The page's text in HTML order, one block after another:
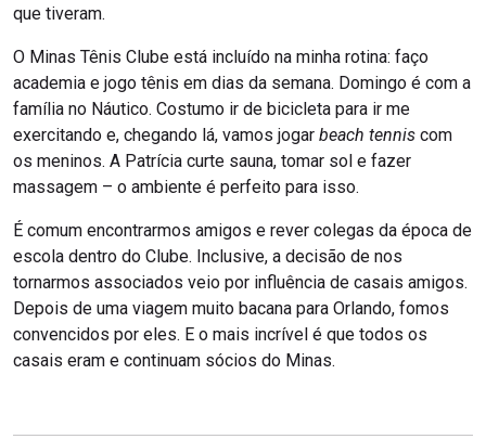
que tiveram.
O Minas Tênis Clube está incluído na minha rotina: faço
academia e jogo tênis em dias da semana. Domingo é com a
família no Náutico. Costumo ir de bicicleta para ir me
exercitando e, chegando lá, vamos jogar beach tennis com
os meninos. A Patrícia curte sauna, tomar sol e fazer
massagem – o ambiente é perfeito para isso.
É comum encontrarmos amigos e rever colegas da época de
escola dentro do Clube. Inclusive, a decisão de nos
tornarmos associados veio por influência de casais amigos.
Depois de uma viagem muito bacana para Orlando, fomos
convencidos por eles. E o mais incrível é que todos os
casais eram e continuam sócios do Minas.